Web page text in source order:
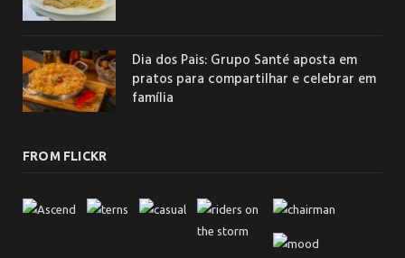
Dia dos Pais: Grupo Santé aposta em
pratos para compartilhar e celebrar em
família
FROM FLICKR